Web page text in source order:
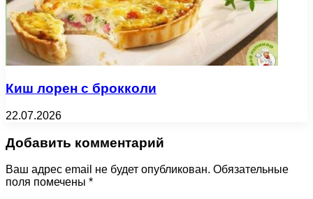
Киш лорен с брокколи
22.07.2026
Добавить комментарий
Ваш адрес email не будет опубликован. Обязательные
поля помечены *